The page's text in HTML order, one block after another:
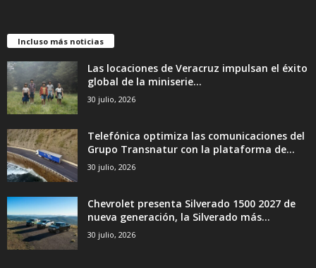
Incluso más noticias
Las locaciones de Veracruz impulsan el éxito
global de la miniserie...
30 julio, 2026
Telefónica optimiza las comunicaciones del
Grupo Transnatur con la plataforma de...
30 julio, 2026
Chevrolet presenta Silverado 1500 2027 de
nueva generación, la Silverado más...
30 julio, 2026